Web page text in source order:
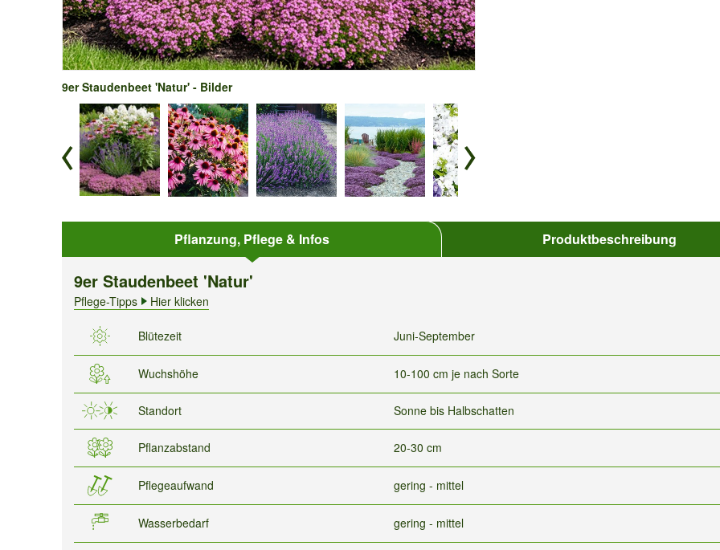
9er Staudenbeet 'Natur' - Bilder
Pflanzung, Pflege & Infos Produktbeschreibung
9er Staudenbeet 'Natur'
Pflege-Tipps Hier klicken
Blütezeit Juni-September
Wuchshöhe 10-100 cm je nach Sorte
Standort Sonne bis Halbschatten
Pflanzabstand 20-30 cm
Pflegeaufwand gering - mittel
Wasserbedarf gering - mittel